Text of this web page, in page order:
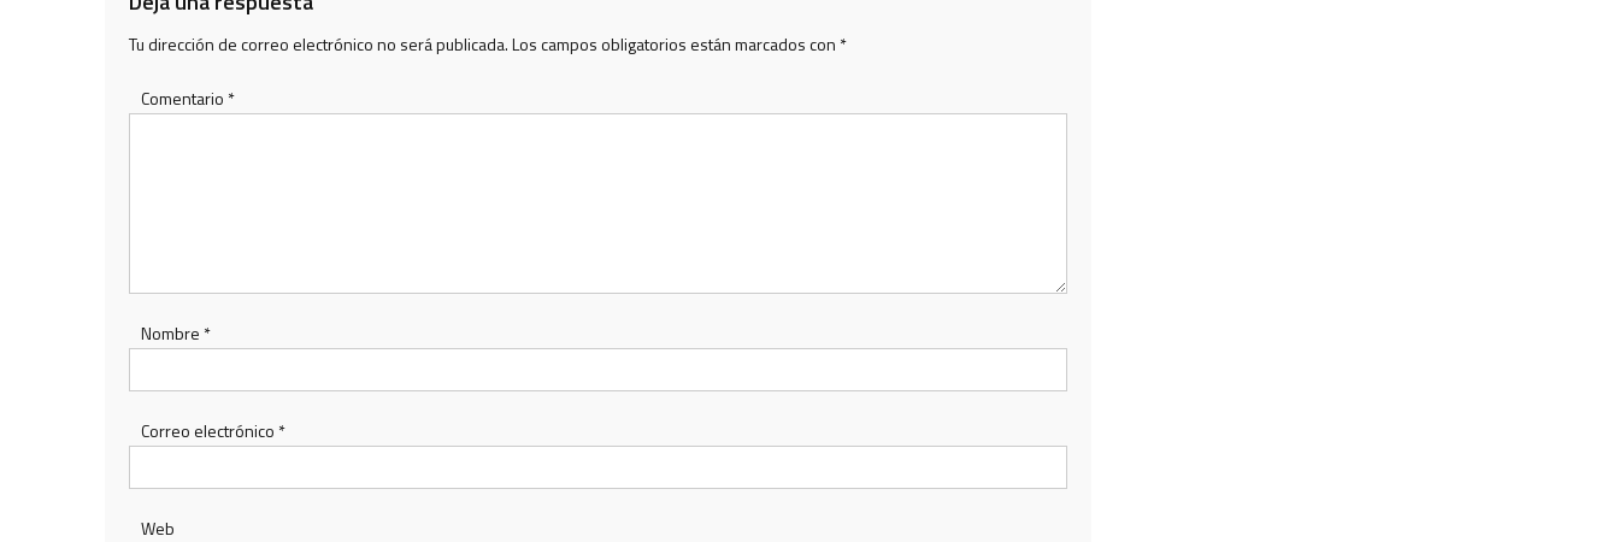
Tu dirección de correo electrónico no será publicada.Los campos obligatorios están marcados con *
Comentario *
Nombre *
Correo electrónico *
Web